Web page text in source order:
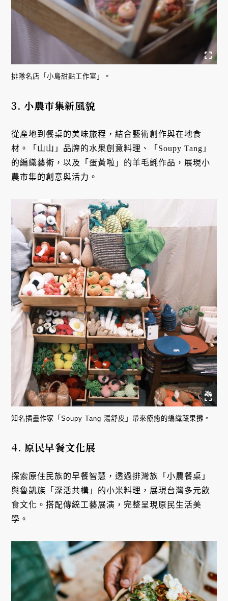
排隊名店「小島甜點工作室」。
3. 小農市集新風貌
從產地到餐桌的美味旅程，結合藝術創作與在地食
材。「山山」品牌的水果創意料理、「Soupy Tang」
的編織藝術，以及「蛋黃啦」的羊毛氈作品，展現小
農市集的創意與活力。
知名插畫作家「Soupy Tang 湯舒皮」帶來療癒的編織蔬果攤。
4. 原民早餐文化展
探索原住民族的早餐智慧，透過排灣族「小農餐桌」
與魯凱族「深活共構」的小米料理，展現台灣多元飲
食文化。搭配傳統工藝展演，完整呈現原民生活美
學。